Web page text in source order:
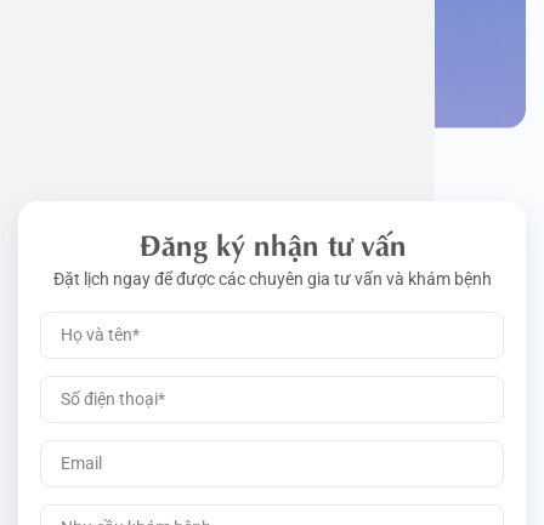
Đăng ký nhận tư vấn
Đặt lịch ngay để được các chuyên gia tư vấn và khám bệnh